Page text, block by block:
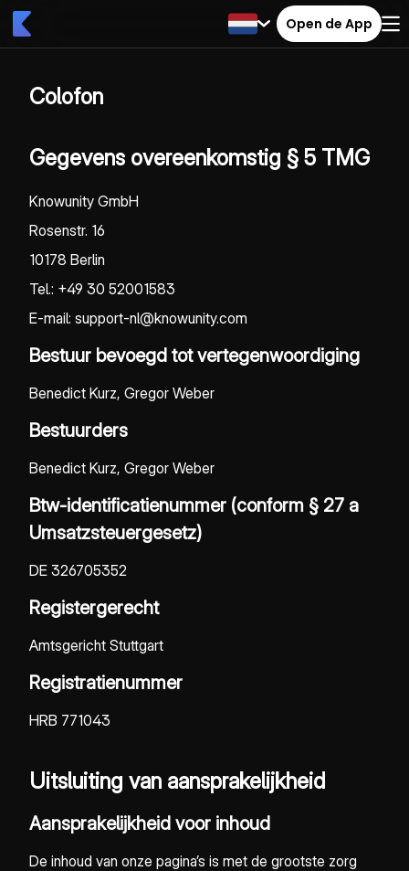
Open de App
Colofon
Gegevens overeenkomstig § 5 TMG
Knowunity GmbH
Rosenstr. 16
10178 Berlin
Tel.: +49 30 52001583
E-mail: support-nl@knowunity.com
Bestuur bevoegd tot vertegenwoordiging
Benedict Kurz, Gregor Weber
Bestuurders
Benedict Kurz, Gregor Weber
Btw-identificatienummer (conform § 27 a
Umsatzsteuergesetz)
DE 326705352
Registergerecht
Amtsgericht Stuttgart
Registratienummer
HRB 771043
Uitsluiting van aansprakelijkheid
Aansprakelijkheid voor inhoud
De inhoud van onze pagina’s is met de grootste zorg